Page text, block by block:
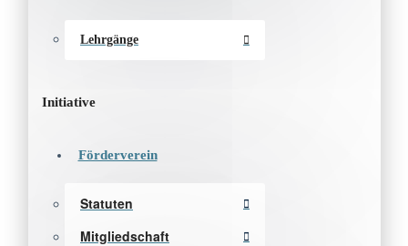
Lehrgänge
Initiative
Förderverein
Statuten
Mitgliedschaft